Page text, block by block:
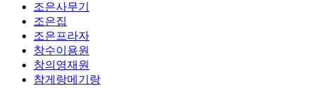
조은사무기
조은집
조은프라자
창수이용원
창의영재원
참게랑메기랑